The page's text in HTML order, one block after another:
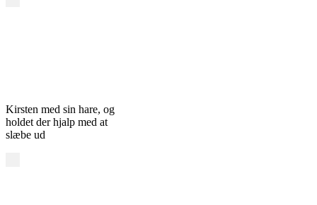
Kirsten med sin hare, og
holdet der hjalp med at
slæbe ud